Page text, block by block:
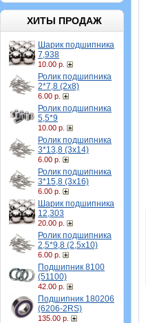
ХИТЫ ПРОДАЖ
Шарик подшипника
7,938
10.00 р.
Ролик подшипника
2*7,8 (2х8)
6.00 р.
Ролик подшипника
5,5*9
10.00 р.
Ролик подшипника
3*13,8 (3х14)
6.00 р.
Ролик подшипника
3*15,8 (3х16)
6.00 р.
Шарик подшипника
12,303
20.00 р.
Ролик подшипника
2,5*9,8 (2,5х10)
6.00 р.
Подшипник 8100
(51100)
42.00 р.
Подшипник 180206
(6206-2RS)
135.00 р.